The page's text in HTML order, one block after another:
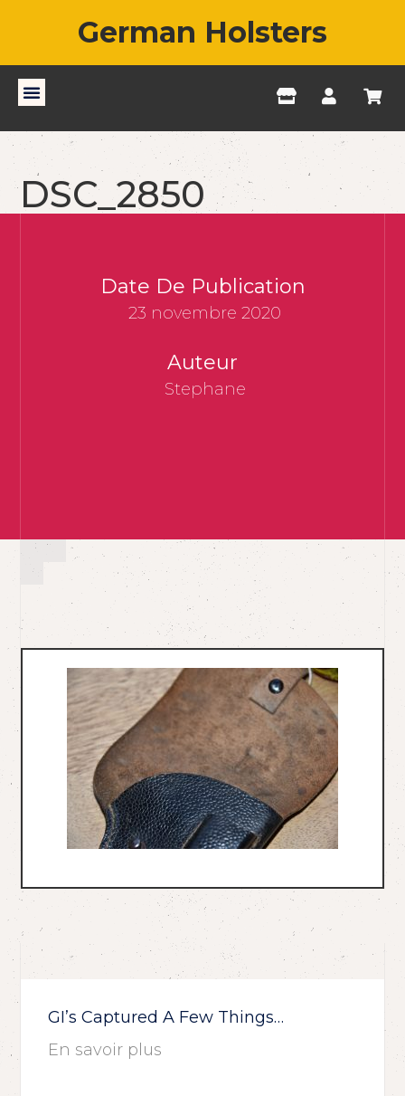
German Holsters
DSC_2850
Date De Publication
23 novembre 2020
Auteur
Stephane
GI’s Captured A Few Things…
En savoir plus